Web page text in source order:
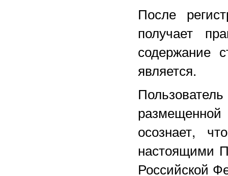
После
получает
содержание
является.
осознает,
настоящими
Российской